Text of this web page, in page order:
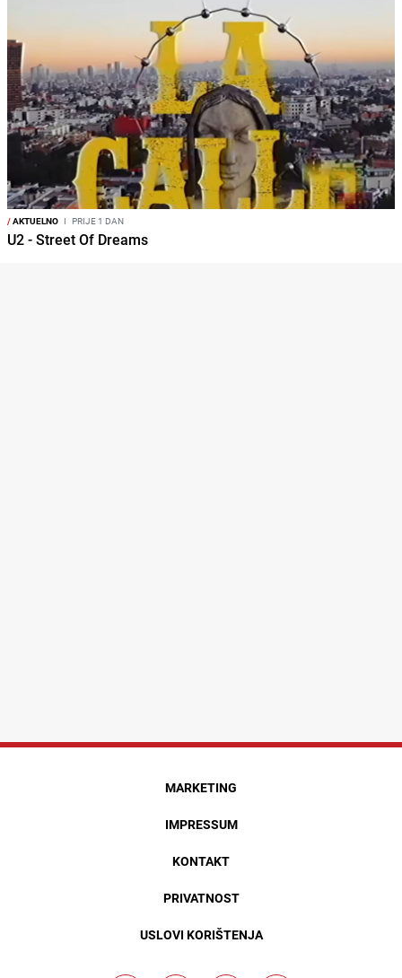
/AKTUELNO I PRIJE 1 DAN
U2 - Street Of Dreams
MARKETING
IMPRESSUM
KONTAKT
PRIVATNOST
USLOVI KORIŠTENJA